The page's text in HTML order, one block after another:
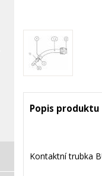
Popis produktu
Kontaktní trubka